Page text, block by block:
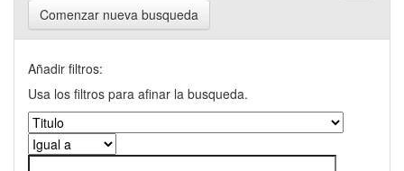
Comenzar nueva busqueda
Añadir filtros:
Usa los filtros para afinar la busqueda.